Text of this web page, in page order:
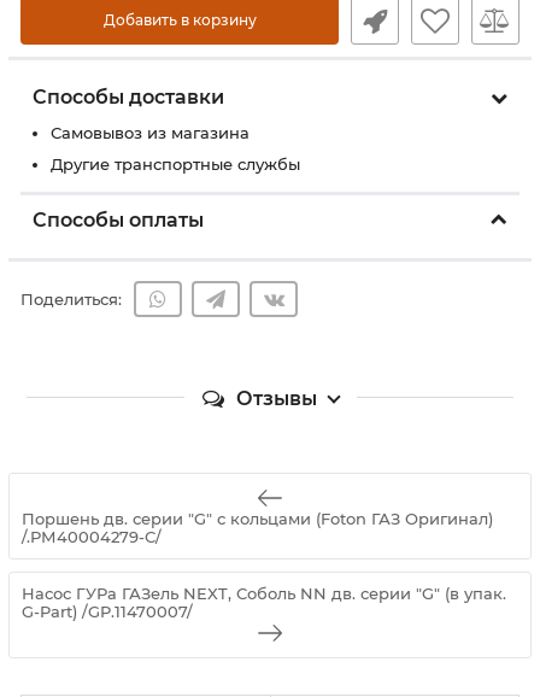
Добавить в корзину
Способы доставки
Самовывоз из магазина
Другие транспортные службы
Способы оплаты
Поделиться:
Отзывы
Поршень дв. серии "G" с кольцами (Foton ГАЗ Оригинал)
/.РМ40004279-С/
Насос ГУРа ГАЗель NEXT, Соболь NN дв. серии "G" (в упак.
G-Part) /GP.11470007/